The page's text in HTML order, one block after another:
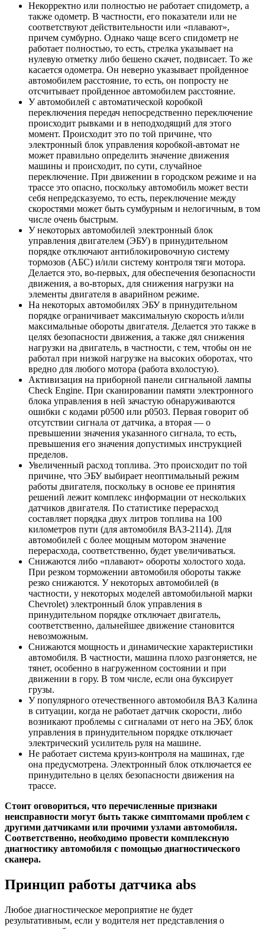
Некорректно или полностью не работает спидометр, а
также одометр. В частности, его показатели или не
соответствуют действительности или «плавают»,
причем сумбурно. Однако чаще всего спидометр не
работает полностью, то есть, стрелка указывает на
нулевую отметку либо бешено скачет, подвисает. То же
касается одометра. Он неверно указывает пройденное
автомобилем расстояние, то есть, он попросту не
отсчитывает пройденное автомобилем расстояние.
У автомобилей с автоматической коробкой
переключения передач непосредственно переключение
происходит рывками и в неподходящий для этого
момент. Происходит это по той причине, что
электронный блок управления коробкой-автомат не
может правильно определить значение движения
машины и происходит, по сути, случайное
переключение. При движении в городском режиме и на
трассе это опасно, поскольку автомобиль может вести
себя непредсказуемо, то есть, переключение между
скоростями может быть сумбурным и нелогичным, в том
числе очень быстрым.
У некоторых автомобилей электронный блок
управления двигателем (ЭБУ) в принудительном
порядке отключают антиблокировочную систему
тормозов (АБС) и/или систему контроля тяги мотора.
Делается это, во-первых, для обеспечения безопасности
движения, а во-вторых, для снижения нагрузки на
элементы двигателя в аварийном режиме.
На некоторых автомобилях ЭБУ в принудительном
порядке ограничивает максимальную скорость и/или
максимальные обороты двигателя. Делается это также в
целях безопасности движения, а также дял снижения
нагрузки на двигатель, в частности, с тем, чтобы он не
работал при низкой нагрузке на высоких оборотах, что
вредно для любого мотора (работа вхолостую).
Активизация на приборной панели сигнальной лампы
Check Engine. При сканировании памяти электронного
блока управления в ней зачастую обнаруживаются
ошибки с кодами р0500 или р0503. Первая говорит об
отсутствии сигнала от датчика, а вторая — о
превышении значения указанного сигнала, то есть,
превышения его значения допустимых инструкцией
пределов.
Увеличенный расход топлива. Это происходит по той
причине, что ЭБУ выбирает неоптимальный режим
работы двигателя, поскольку в основе ее принятия
решений лежит комплекс информации от нескольких
датчиков двигателя. По статистике перерасход
составляет порядка двух литров топлива на 100
километров пути (для автомобиля ВАЗ-2114). Для
автомобилей с более мощным мотором значение
перерасхода, соответственно, будет увеличиваться.
Снижаются либо «плавают» обороты холостого хода.
При резком торможении автомобиля обороты также
резко снижаются. У некоторых автомобилей (в
частности, у некоторых моделей автомобильной марки
Chevrolet) электронный блок управления в
принудительном порядке отключает двигатель,
соответственно, дальнейшее движение становится
невозможным.
Снижаются мощность и динамические характеристики
автомобиля. В частности, машина плохо разгоняется, не
тянет, особенно в нагруженном состоянии и при
движении в гору. В том числе, если она буксирует
грузы.
У популярного отечественного автомобиля ВАЗ Калина
в ситуации, когда не работает датчик скорости, либо
возникают проблемы с сигналами от него на ЭБУ, блок
управления в принудительном порядке отключает
электрический усилитель руля на машине.
Не работает система круиз-контроля на машинах, где
она предусмотрена. Электронный блок отключается ее
принудительно в целях безопасности движения на
трассе.
Стоит оговориться, что перечисленные признаки
неисправности могут быть также симптомами проблем с
другими датчиками или прочими узлами автомобиля.
Соответственно, необходимо провести комплексную
диагностику автомобиля с помощью диагностического
сканера.
Принцип работы датчика abs
Любое диагностическое мероприятие не будет
результативным, если у водителя нет представления о